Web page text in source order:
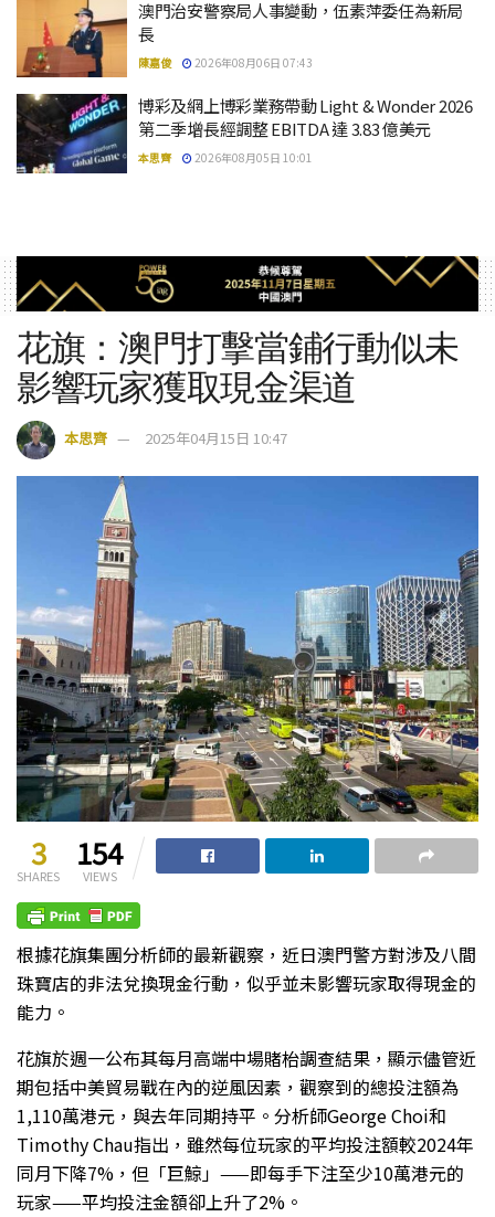
澳門治安警察局人事變動，伍素萍委任為新局
長
陳嘉俊 2026年08月06日 07:43
博彩及網上博彩業務帶動 Light & Wonder 2026
第二季增長經調整 EBITDA 達 3.83 億美元
本思齊 2026年08月05日 10:01
花旗：澳門打擊當鋪行動似未
影響玩家獲取現金渠道
本思齊 2025年04月15日 10:47
3
SHARES
154
VIEWS
根據花旗集團分析師的最新觀察，近日澳門警方對涉及八間
珠寶店的非法兌換現金行動，似乎並未影響玩家取得現金的
能力。
花旗於週一公布其每月高端中場賭枱調查結果，顯示儘管近
期包括中美貿易戰在內的逆風因素，觀察到的總投注額為
1,110萬港元，與去年同期持平。分析師George Choi和
Timothy Chau指出，雖然每位玩家的平均投注額較2024年
同月下降7%，但「巨鯨」——即每手下注至少10萬港元的
玩家——平均投注金額卻上升了2%。